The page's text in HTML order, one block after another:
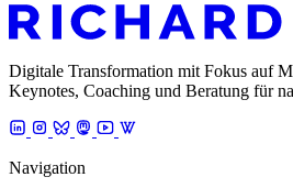
Digitale Transformation mit Fokus auf
Keynotes, Coaching und Beratung für
Navigation